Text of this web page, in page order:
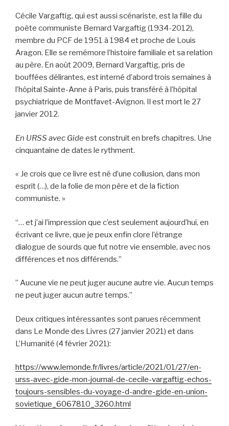
Cécile Vargaftig, qui est aussi scénariste, est la fille du
poète communiste Bernard Vargaftig (1934-2012),
membre du PCF de 1951 à 1984 et proche de Louis
Aragon. Elle se remémore l’histoire familiale et sa relation
au père. En août 2009, Bernard Vargaftig, pris de
bouffées délirantes, est interné d’abord trois semaines à
l’hôpital Sainte-Anne à Paris, puis transféré à l’hôpital
psychiatrique de Montfavet-Avignon. Il est mort le 27
janvier 2012.
En URSS avec Gide est construit en brefs chapitres. Une
cinquantaine de dates le rythment.
« Je crois que ce livre est né d’une collusion, dans mon
esprit (…), de la folie de mon père et de la fiction
communiste. »
“… et j’ai l’impression que c’est seulement aujourd’hui, en
écrivant ce livre, que je peux enfin clore l’étrange
dialogue de sourds que fut notre vie ensemble, avec nos
différences et nos différends.”
” Aucune vie ne peut juger aucune autre vie. Aucun temps
ne peut juger aucun autre temps.”
Deux critiques intéressantes sont parues récemment
dans Le Monde des Livres (27 janvier 2021) et dans
L’Humanité (4 février 2021):
https://www.lemonde.fr/livres/article/2021/01/27/en-
urss-avec-gide-mon-journal-de-cecile-vargaftig-echos-
toujours-sensibles-du-voyage-d-andre-gide-en-union-
sovietique_6067810_3260.html